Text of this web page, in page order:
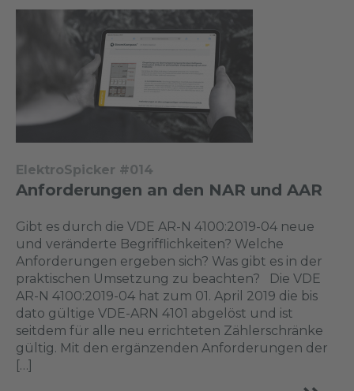
ElektroSpicker #014
Anforderungen an den NAR und AAR
Gibt es durch die VDE AR-N 4100:2019-04 neue
und veränderte Begrifflichkeiten? Welche
Anforderungen ergeben sich? Was gibt es in der
praktischen Umsetzung zu beachten? Die VDE
AR-N 4100:2019-04 hat zum 01. April 2019 die bis
dato gültige VDE-ARN 4101 abgelöst und ist
seitdem für alle neu errichteten Zählerschränke
gültig. Mit den ergänzenden Anforderungen der
[…]